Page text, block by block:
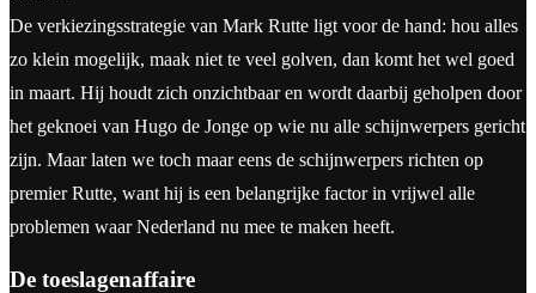
De verkiezingsstrategie van Mark Rutte ligt voor de hand: hou alles
zo klein mogelijk, maak niet te veel golven, dan komt het wel goed
in maart. Hij houdt zich onzichtbaar en wordt daarbij geholpen door
het geknoei van Hugo de Jonge op wie nu alle schijnwerpers gericht
zijn. Maar laten we toch maar eens de schijnwerpers richten op
premier Rutte, want hij is een belangrijke factor in vrijwel alle
problemen waar Nederland nu mee te maken heeft.
De toeslagenaffaire